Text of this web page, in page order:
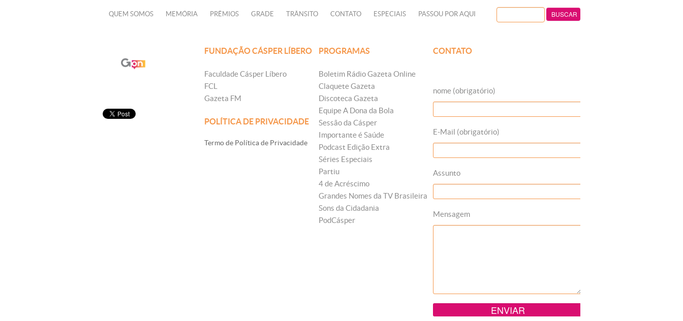
QUEM SOMOS MEMÓRIA PRÊMIOS GRADE TRÂNSITO CONTATO ESPECIAIS PASSOU POR AQUI
FUNDAÇÃO CÁSPER LÍBERO
Faculdade Cásper Líbero
FCL
Gazeta FM
POLÍTICA DE PRIVACIDADE
Termo de Política de Privacidade
PROGRAMAS
Boletim Rádio Gazeta Online
Claquete Gazeta
Discoteca Gazeta
Equipe A Dona da Bola
Sessão da Cásper
Importante é Saúde
Podcast Edição Extra
Séries Especiais
Partiu
4 de Acréscimo
Grandes Nomes da TV Brasileira
Sons da Cidadania
PodCásper
CONTATO
nome (obrigatório)
E-Mail (obrigatório)
Assunto
Mensagem